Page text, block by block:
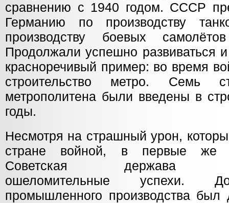
сравнению с 1940 годом. СССР
Германию по производству
производству боевых
Продолжали успешно развиваться
красноречивый пример: во время
строительство метро. Семь
метрополитена были введены в
годы.
Несмотря на страшный урон,
стране войной, в первые же
Советская держава
ошеломительные успехи.
промышленного производства был